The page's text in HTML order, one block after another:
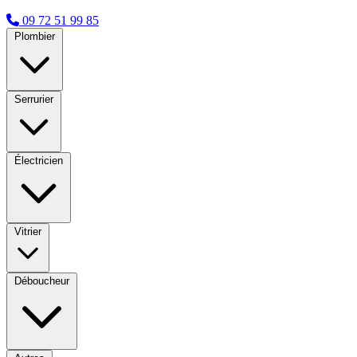
09 72 51 99 85
Plombier
Serrurier
Électricien
Vitrier
Déboucheur